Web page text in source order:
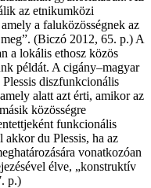
az etnikumközi
a faluközösségnek az
(Biczó 2012, 65. p.) A
a lokális ethosz közös
példát. A cigány–magyar
diszfunkcionális
alatt azt érti, amikor az
közösségre
funkcionális
du Plessis, ha az
vonatkozóan
élve, „konstruktív
p.)